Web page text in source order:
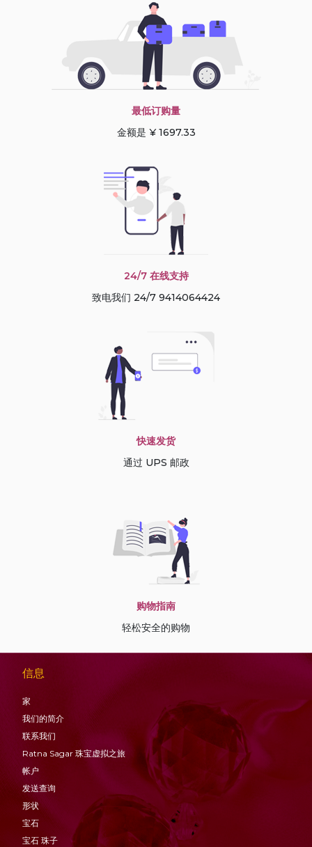
最低订购量
金额是 ¥ 1697.33
24/7 在线支持
致电我们 24/7 9414064424
快速发货
通过 UPS 邮政
购物指南
轻松安全的购物
信息
家
我们的简介
联系我们
Ratna Sagar 珠宝虚拟之旅
帐户
发送查询
形状
宝石
宝石 珠子